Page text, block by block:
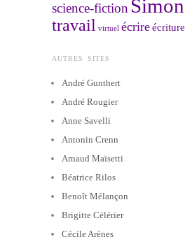
science-fiction Simon
travail virtuel écrireécriture
AUTRES SITES
André Gunthert
André Rougier
Anne Savelli
Antonin Crenn
Arnaud Maïsetti
Béatrice Rilos
Benoît Mélançon
Brigitte Célérier
Cécile Arènes